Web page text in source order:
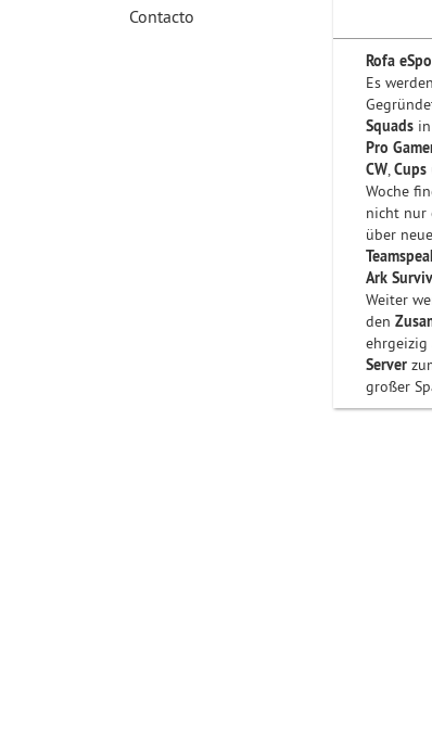
Contacto
Rofa
Es werden
Squads
Pro
CW,Cups
Woche
nicht nur
über
Ark
Weiter
den
ehrgeizig
Server
großer